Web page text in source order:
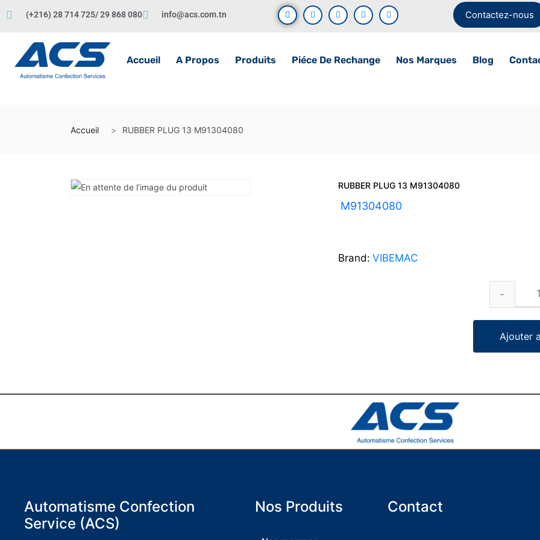
(+216) 28 714 725/ 29 868 080 info@acs.com.tn Contactez-nous
Accueil A Propos Produits Piéce De Rechange Nos Marques Blog
Accueil RUBBER PLUG 13 M91304080
RUBBER PLUG 13 M91304080
M91304080
Brand: VIBEMAC
Ajouter
Automatisme Confection
Service (ACS)
Nos Produits Contact